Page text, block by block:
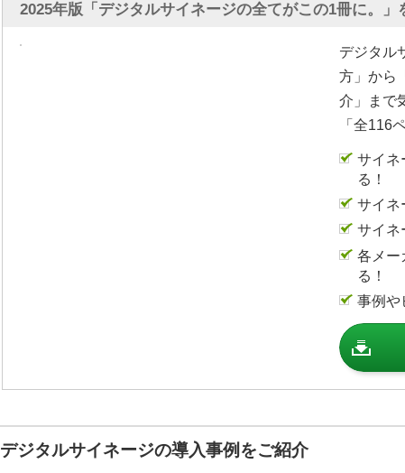
2025年版「デジタルサイネージの全てがこの1冊に。」
デジタル
方」から
介」まで
「全116
サイネ
る！
サイネ
サイネ
各メー
る！
事例や
デジタルサイネージの導入事例をご紹介